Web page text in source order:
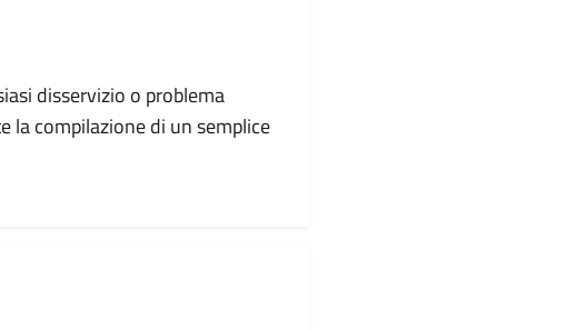
disservizio o problema
la compilazione di un semplice